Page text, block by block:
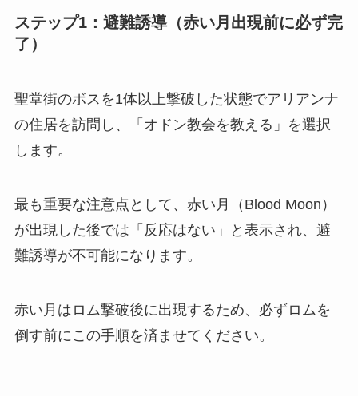
ステップ1：避難誘導（赤い月出現前に必ず完
了）
聖堂街のボスを1体以上撃破した状態でアリアンナ
の住居を訪問し、「オドン教会を教える」を選択
します。
最も重要な注意点として、赤い月（Blood Moon）
が出現した後では「反応はない」と表示され、避
難誘導が不可能になります。
赤い月はロム撃破後に出現するため、必ずロムを
倒す前にこの手順を済ませてください。